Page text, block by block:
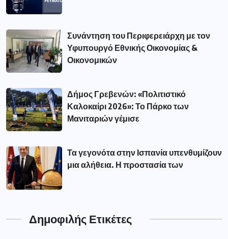
Συνάντηση του Περιφερειάρχη με τον
Υφυπουργό Εθνικής Οικονομίας &
Οικονομικών
Δήμος Γρεβενών: «Πολιτιστικό
Καλοκαίρι 2026»: Το Πάρκο των
Μανιταριών γέμισε
Τα γεγονότα στην Ισπανία υπενθυμίζουν
μια αλήθεια. Η προστασία των
Δημοφιλής Ετικέτες